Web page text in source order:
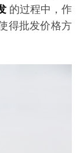
的过程中，作
得批发价格方